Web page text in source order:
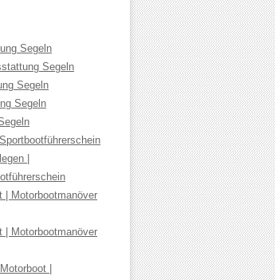
Segeln
Segeln
Segeln
Segeln
|
| Motorbootmanöver
| Motorbootmanöver
|